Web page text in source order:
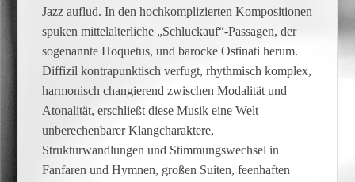
Jazz auflud. In den hochkomplizierten Kompositionen
spuken mittelalterliche „Schluckauf“-Passagen, der
sogenannte Hoquetus, und barocke Ostinati herum.
Diffizil kontrapunktisch verfugt, rhythmisch komplex,
harmonisch changierend zwischen Modalität und
Atonalität, erschließt diese Musik eine Welt
unberechenbarer Klangcharaktere,
Strukturwandlungen und Stimmungswechsel in
Fanfaren und Hymnen, großen Suiten, feenhaften